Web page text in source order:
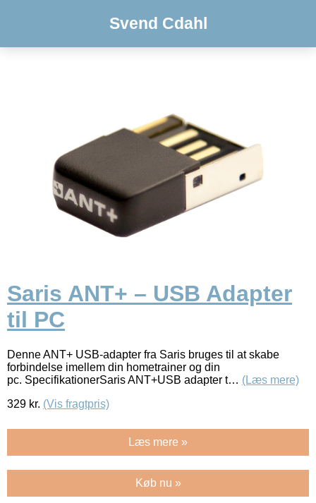
Svend Cdahl
Saris ANT+ – USB Adapter
til PC
Denne ANT+ USB-adapter fra Saris bruges til at skabe
forbindelse imellem din hometrainer og din
pc. SpecifikationerSaris ANT+USB adapter t… (Læs mere)
329 kr. (Vis fragtpris)
Læs mere »
Køb nu »